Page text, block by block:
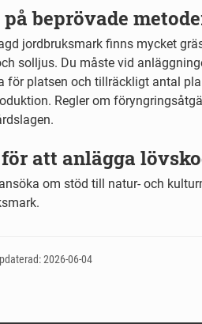
beprövade
jordbruksmark finns mycket
solljus. Du måste vid
för platsen och tillräckligt antal
Regler om
att anlägga
om stöd till natur- och
2026-06-04